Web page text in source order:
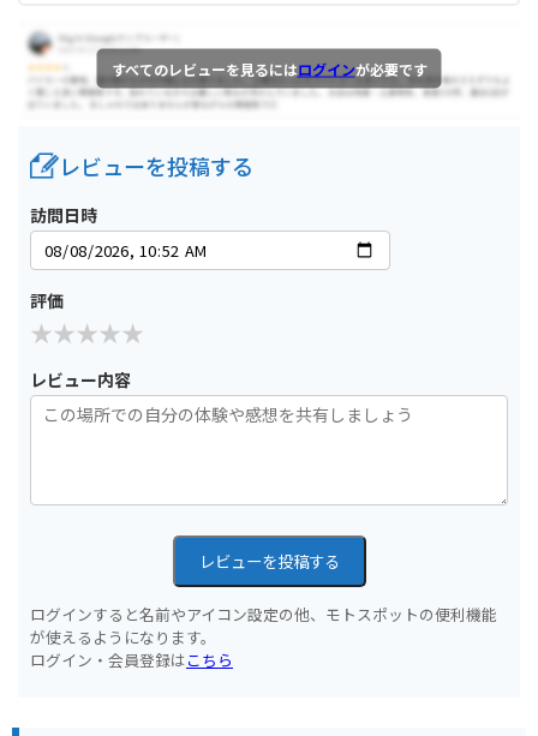
すべてのレビューを見るにはログインが必要です
レビューを投稿する
訪問日時
評価
レビュー内容
レビューを投稿する
ログインすると名前やアイコン設定の他、モトスポットの便利機能
が使えるようになります。
ログイン・会員登録はこちら